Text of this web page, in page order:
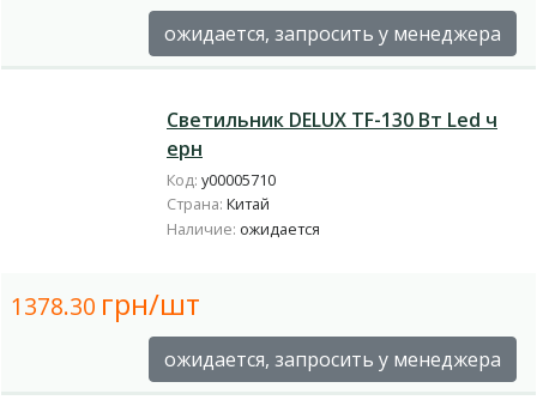
ожидается, запросить у менеджера
Светильник DELUX TF-130 Вт Led ч
ерн
Код: у00005710
Страна: Китай
Наличие: ожидается
1378.30 грн/шт
ожидается, запросить у менеджера